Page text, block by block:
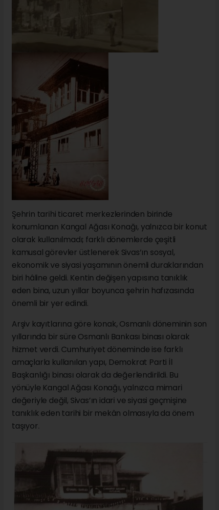
Şehrin tarihi ticaret merkezlerinden birinde
konumlanan Kangal Ağası Konağı, yalnızca bir konut
olarak kullanılmadı; farklı dönemlerde çeşitli
kamusal görevler üstlenerek Sivas’ın sosyal,
ekonomik ve siyasi yaşamının önemli duraklarından
biri hâline geldi. Kentin değişen yapısına tanıklık
eden bina, uzun yıllar boyunca şehrin hafızasında
önemli bir yer edindi.
Arşiv kayıtlarına göre konak, Osmanlı döneminin son
yıllarında bir süre Osmanlı Bankası binası olarak
hizmet verdi. Cumhuriyet döneminde ise farklı
amaçlarla kullanılan yapı, Demokrat Parti İl
Başkanlığı binası olarak da değerlendirildi. Bu
yönüyle Kangal Ağası Konağı, yalnızca mimari
değeriyle değil, Sivas’ın idari ve siyasi geçmişine
tanıklık eden tarihi bir mekân olmasıyla da önem
taşıyor.